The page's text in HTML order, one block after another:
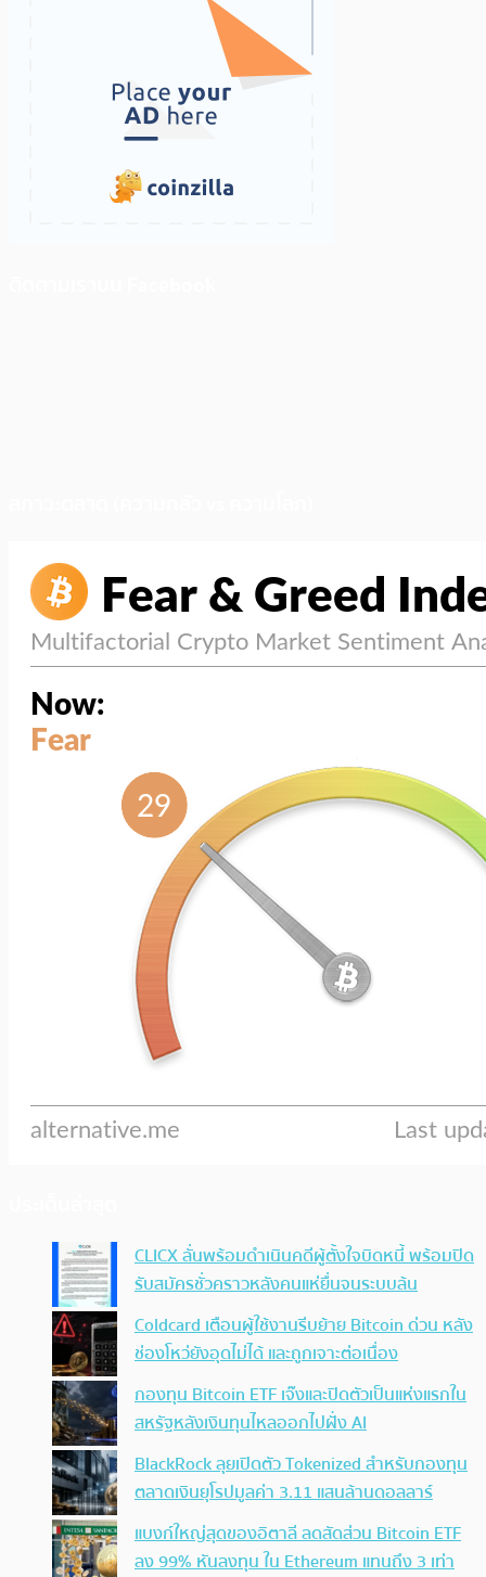
CLICX ลั่นพร้อมดำเนินคดีผู้ตั้งใจบิดหนี้ พร้อมปิด
รับสมัครชั่วคราวหลังคนแห่ยื่นจนระบบล้น
Coldcard เตือนผู้ใช้งานรีบย้าย Bitcoin ด่วน หลัง
ช่องโหว่ยังอุดไม่ได้ และถูกเจาะต่อเนื่อง
กองทุน Bitcoin ETF เจ๊งและปิดตัวเป็นแห่งแรกใน
สหรัฐหลังเงินทุนไหลออกไปฝั่ง AI
BlackRock ลุยเปิดตัว Tokenized สำหรับกองทุน
ตลาดเงินยุโรปมูลค่า 3.11 แสนล้านดอลลาร์
แบงก์ใหญ่สุดของอิตาลี ลดสัดส่วน Bitcoin ETF
ลง 99% หันลงทุน ใน Ethereum แทนถึง 3 เท่า